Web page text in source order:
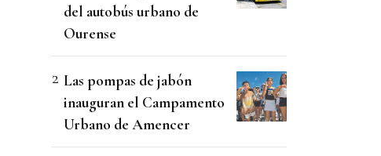
del autobús urbano de
Ourense
Las pompas de jabón
inauguran el Campamento
Urbano de Amencer